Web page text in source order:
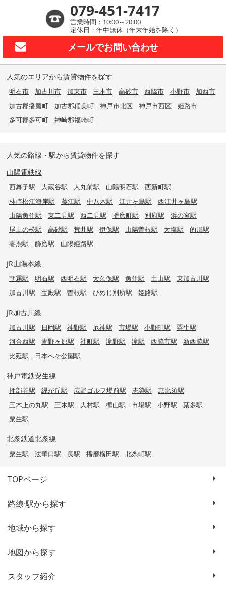
079-451-7417
営業時間：10:00～20:00
定休日：年中無休（年末年始を除く）
メールでお問い合わせ
人気のエリアから賃貸物件を探す
明石市 加古川市 加東市 三木市 高砂市 西脇市 小野市
加西市
加古郡播磨町
加古郡稲美町 神戸市北区 神戸市西区
姫路市
多可郡多可町
神崎郡福崎町
人気の路線・駅から賃貸物件を探す
山陽電鉄線
西舞子駅 大蔵谷駅 人丸前駅 山陽明石駅
西新町駅
林崎松江海岸駅
藤江駅 中八木駅 江井ヶ島駅
西江井ヶ島駅
山陽魚住駅
東二見駅 西二見駅 播磨町駅 別府駅
浜の宮駅
尾上の松駅
高砂駅 荒井駅 伊保駅 山陽曽根駅 大塩駅
的形駅
妻鹿駅
飾磨駅 山陽姫路駅
JR山陽本線
朝霧駅 明石駅 西明石駅 大久保駅 魚住駅 土山駅
東加古川駅
加古川駅
宝殿駅 曽根駅 ひめじ別所駅 姫路駅
JR加古川線
加古川駅 日岡駅 神野駅 厄神駅 市場駅 小野町駅
粟生駅
河合西駅
青野ヶ原駅 社町駅 滝野駅 滝駅 西脇市駅
新西脇駅
比延駅
日本へそ公園駅
神戸電鉄粟生線
押部谷駅 緑が丘駅 広野ゴルフ場前駅 志染駅
恵比須駅
三木上の丸駅
三木駅 大村駅 樫山駅 市場駅 小野駅
葉多駅
粟生駅
北条鉄道北条線
粟生駅 法華口駅 長駅 播磨横田駅 北条町駅
TOPページ
路線·駅から探す
地域から探す
地図から探す
スタッフ紹介